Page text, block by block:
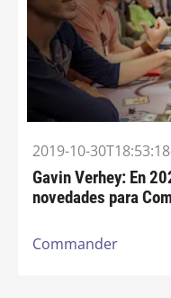
2019-10-
Gavin Verhey: En
novedades para
Commander